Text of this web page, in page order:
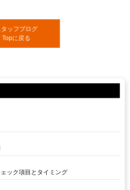
タッフブログ
Topに戻る
ック項目とタイミング